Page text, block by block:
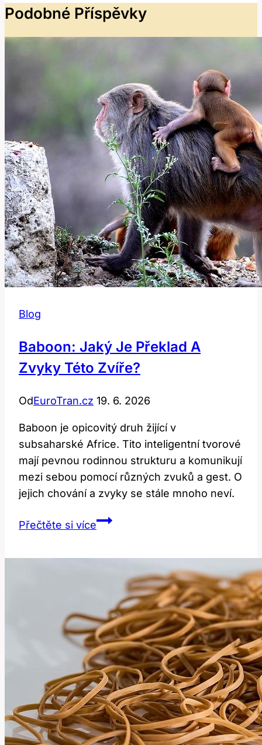
Podobné Příspěvky
Blog
Baboon: Jaký Je Překlad A
Zvyky Této Zvíře?
OdEuroTran.cz 19. 6. 2026
Baboon je opicovitý druh žijící v
subsaharské Africe. Tito inteligentní tvorové
mají pevnou rodinnou strukturu a komunikují
mezi sebou pomocí různých zvuků a gest. O
jejich chování a zvyky se stále mnoho neví.
Přečtěte si víceBaboon:
zvyky
této
zvíře?